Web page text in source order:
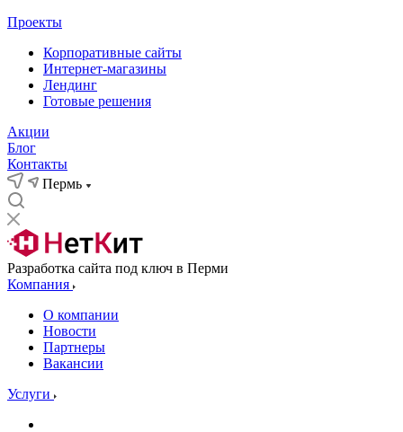
Проекты
Корпоративные сайты
Интернет-магазины
Лендинг
Готовые решения
Акции
Блог
Контакты
Пермь
Разработка сайта под ключ в Перми
Компания
О компании
Новости
Партнеры
Вакансии
Услуги